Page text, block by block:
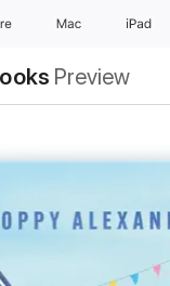
Mac iPad
Preview